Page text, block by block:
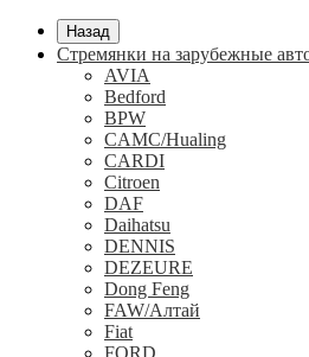
Назад
Стремянки на зарубежные
AVIA
Bedford
BPW
CAMC/Hualing
CARDI
Citroen
DAF
Daihatsu
DENNIS
DEZEURE
Dong Feng
FAW/Алтай
Fiat
FORD